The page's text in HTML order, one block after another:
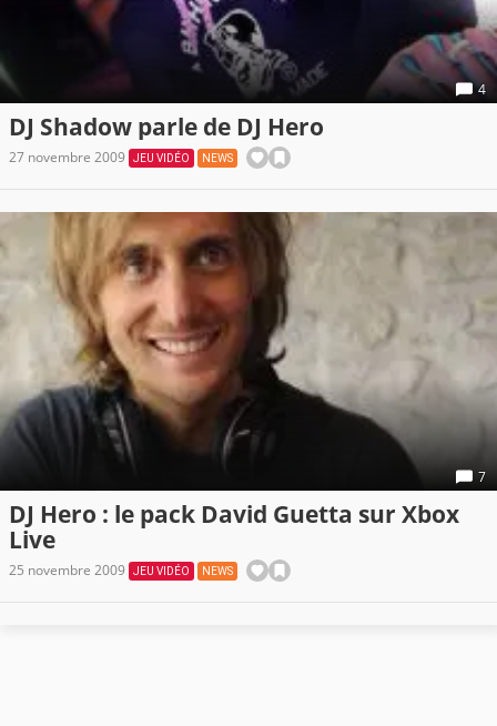
4
DJ Shadow parle de DJ Hero
27 novembre 2009 JEU VIDÉO NEWS
7
DJ Hero : le pack David Guetta sur Xbox
Live
25 novembre 2009 JEU VIDÉO NEWS